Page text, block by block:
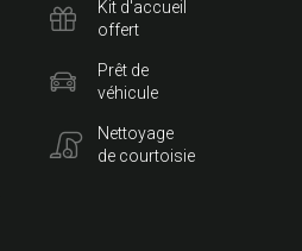
Kit d'accueil
offert
Prêt de
véhicule
Nettoyage
de courtoisie